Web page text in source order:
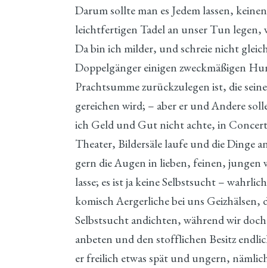
Darum sollte man es Jedem lassen,
leichtfertigen Tadel an unser Tun legen,
Da bin ich milder, und schreie nicht
Doppelgänger einigen zweckmäßigen
Prachtsumme zurückzulegen ist, die
gereichen wird; – aber er und Andere
ich Geld und Gut nicht achte, in
Theater, Bildersäle laufe und die Dinge
gern die Augen in lieben, feinen, jungen
lasse; es ist ja keine Selbstsucht –
komisch Aergerliche bei uns Geizhälsen,
Selbstsucht andichten, während wir
anbeten und den stofflichen Besitz
er freilich etwas spät und ungern,